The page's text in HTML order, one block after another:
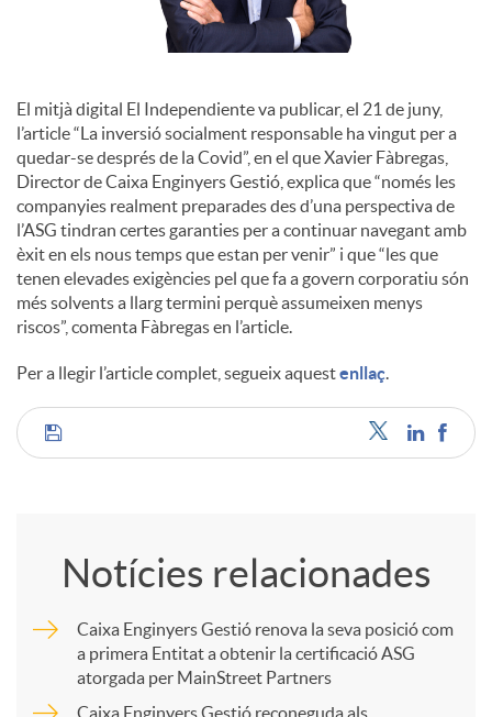
l
s
El mitjà digital El Independiente va publicar, el 21 de juny,
l’article “La inversió socialment responsable ha vingut per a
quedar-se després de la Covid”, en el que Xavier Fàbregas,
Director de Caixa Enginyers Gestió, explica que “només les
companyies realment preparades des d’una perspectiva de
l’ASG tindran certes garanties per a continuar navegant amb
èxit en els nous temps que estan per venir” i que “les que
tenen elevades exigències pel que fa a govern corporatiu són
més solvents a llarg termini perquè assumeixen menys
riscos”, comenta Fàbregas en l’article.
Per a llegir l’article complet, segueix aquestenllaç.
C
m
Notícies relacionades
Caixa Enginyers Gestió renova la seva posició com
a primera Entitat a obtenir la certificació ASG
atorgada per MainStreet Partners
Caixa Enginyers Gestió reconeguda als